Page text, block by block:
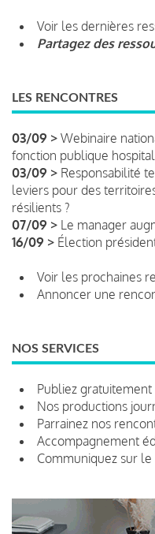
Voir les dernières
Partagez des
LES RENCONTRES
03/09 > Webinaire
fonction publique
03/09 > Responsabilité
leviers pour des
résilients ?
07/09 > Le manager
16/09 > Élection
Voir les prochaines
Annoncer une
NOS SERVICES
Publiez
Nos productions
Parrainez nos
Accompagnement
Communiquez sur le